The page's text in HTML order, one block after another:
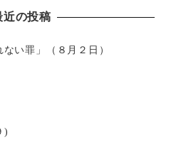
近の投稿
い罪」（８月２日）
)